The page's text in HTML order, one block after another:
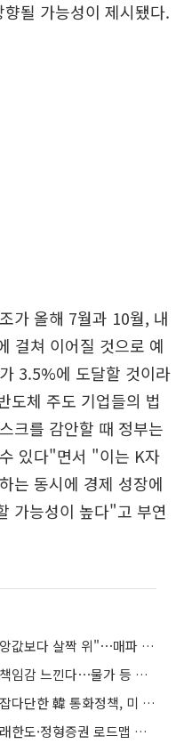
될 가능성이 제시됐다.
가 올해 7월과 10월, 내
걸쳐 이어질 것으로 예
3.5%에 도달할 것이라
도체 주도 기업들의 법
크를 감안할 때 정부는
있다"면서 "이는 K자
는 동시에 경제 성장에
가능성이 높다"고 부연
김진일 신임 금통위원 "나는 중앙값보다 살짝 위"⋯매파 성향 인정
김진일 신임 금통위원 "무거운 책임감 느낀다⋯물가 등 통화정책 목표에 최선"
신성환 금통위원, 이임사서 "복잡다단한 韓 통화정책, 미 연준보다 어려워"
STO 하위법규 예상안, 풀링·거래한도·정형증권 로드맵 제시